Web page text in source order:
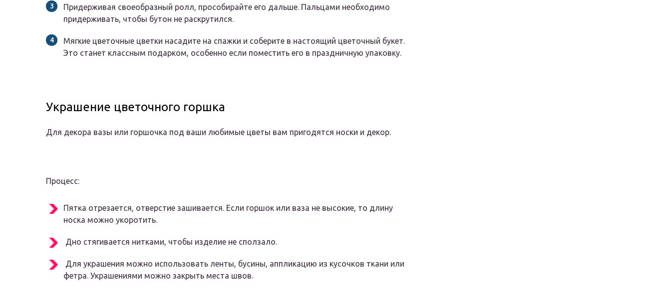
Придерживая своеобразный ролл, прособирайте его дальше. Пальцами необходимо
придерживать, чтобы бутон не раскрутился.
Мягкие цветочные цветки насадите на спажки и соберите в настоящий цветочный букет.
Это станет классным подарком, особенно если поместить его в праздничную упаковку.
Украшение цветочного горшка
Для декора вазы или горшочка под ваши любимые цветы вам пригодятся носки и декор.
Процесс:
Пятка отрезается, отверстие зашивается. Если горшок или ваза не высокие, то длину
носка можно укоротить.
Дно стягивается нитками, чтобы изделие не сползало.
Для украшения можно использовать ленты, бусины, аппликацию из кусочков ткани или
фетра. Украшениями можно закрыть места швов.